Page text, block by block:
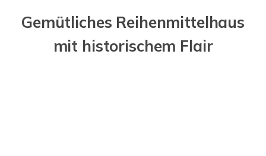
Gemütliches Reihenmittelhaus
mit historischem Flair